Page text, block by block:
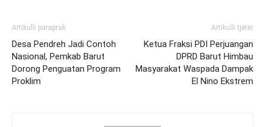
Artikulli paraprak
Desa Pendreh Jadi Contoh
Nasional, Pemkab Barut
Dorong Penguatan Program
Proklim
Artikulli tjetër
Ketua Fraksi PDI Perjuangan
DPRD Barut Himbau
Masyarakat Waspada Dampak
El Nino Ekstrem